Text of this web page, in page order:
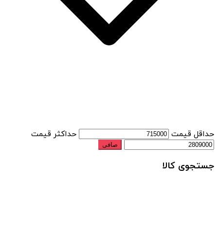
حداقل قیمت حداكثر قيمت
صافی
جستجوی کالا